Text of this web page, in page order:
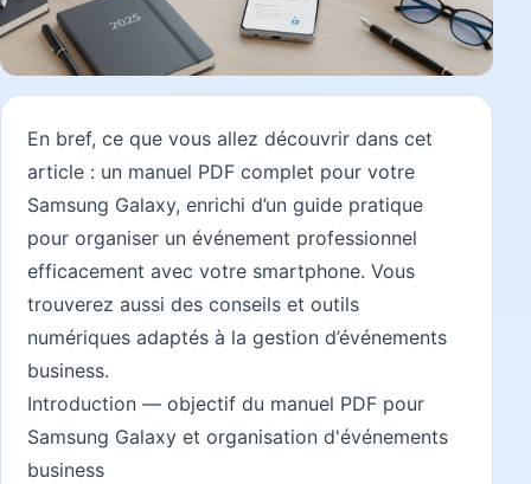
En bref, ce que vous allez découvrir dans cet
article : un manuel PDF complet pour votre
Samsung Galaxy, enrichi d’un guide pratique
pour organiser un événement professionnel
efficacement avec votre smartphone. Vous
trouverez aussi des conseils et outils
numériques adaptés à la gestion d’événements
business.
Introduction — objectif du manuel PDF pour
Samsung Galaxy et organisation d'événements
business